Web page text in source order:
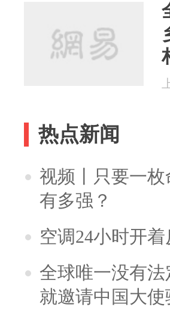
热点新闻
视频丨只要一
有多强？
空调24小时开
全球唯一没有
就邀请中国大